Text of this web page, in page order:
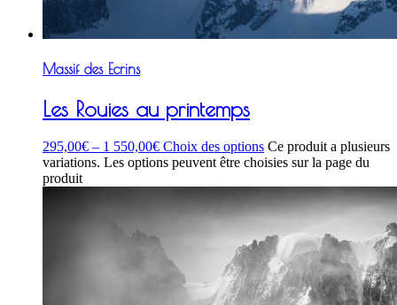
Massif des Ecrins
Les Rouies au printemps
295,00€ – 1 550,00€ Choix des options Ce produit a plusieurs
variations. Les options peuvent être choisies sur la page du
produit